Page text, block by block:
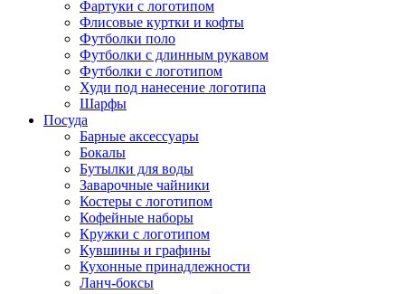
Фартуки с логотипом
Флисовые куртки и кофты
Футболки поло
Футболки с длинным рукавом
Футболки с логотипом
Худи под нанесение логотипа
Шарфы
Посуда
Барные аксессуары
Бокалы
Бутылки для воды
Заварочные чайники
Костеры с логотипом
Кофейные наборы
Кружки с логотипом
Кувшины и графины
Кухонные принадлежности
Ланч-боксы